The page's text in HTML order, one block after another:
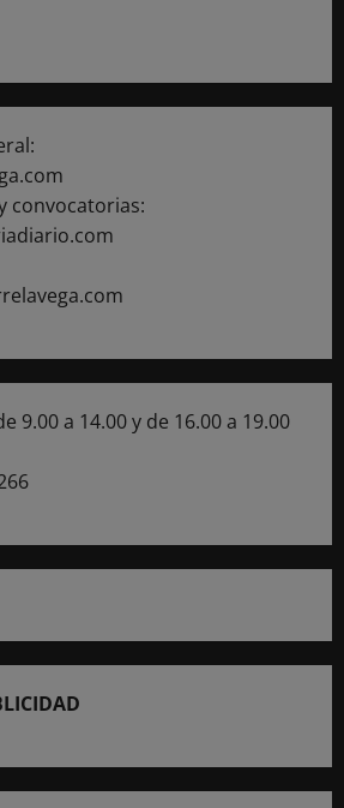
convocatorias:
9.00 a 14.00 y de 16.00 a 19.00